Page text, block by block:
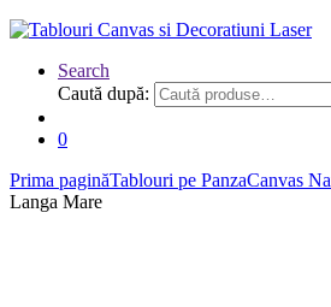
Search
Caută după:
0
Prima paginăTablouri pe PanzaCanvas
Langa Mare